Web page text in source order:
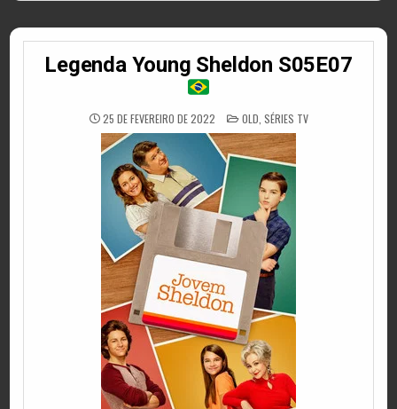
Legenda Young Sheldon S05E07
25 DE FEVEREIRO DE 2022 POSTED
IN
OLD SÉRIES TV